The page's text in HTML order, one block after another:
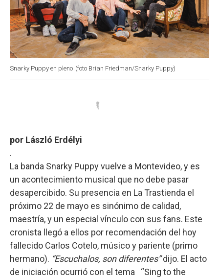
Snarky Puppy en pleno (foto Brian Friedman/Snarky Puppy)
por László Erdélyi
.
La banda Snarky Puppy vuelve a Montevideo, y es
un acontecimiento musical que no debe pasar
desapercibido. Su presencia en La Trastienda el
próximo 22 de mayo es sinónimo de calidad,
maestría, y un especial vínculo con sus fans. Este
cronista llegó a ellos por recomendación del hoy
fallecido Carlos Cotelo, músico y pariente (primo
hermano). “Escuchalos, son diferentes”dijo. El acto
de iniciación ocurrió con el tema “Sing to the